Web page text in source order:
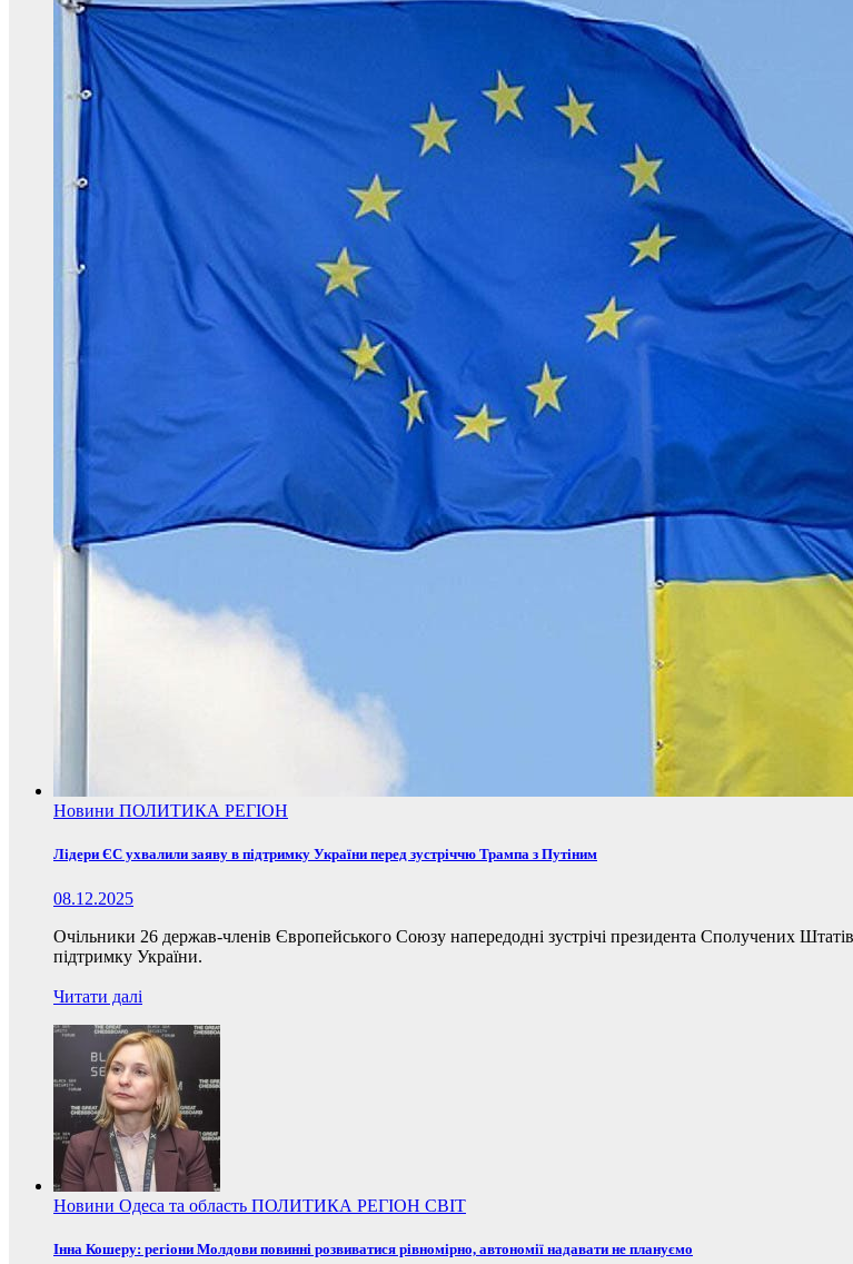
Новини ПОЛИТИКА РЕГІОН
Лідери ЄС ухвалили заяву в підтримку України перед зустріччю Трампа з Путіним
08.12.2025
Очільники 26 держав-членів Європейського Союзу напередодні зустрічі президента Сполучених
підтримку України.
Читати далі
Новини Одеса та область ПОЛИТИКА РЕГІОН СВІТ
Інна Кошеру: регіони Молдови повинні розвиватися рівномірно, автономії надавати не плануємо